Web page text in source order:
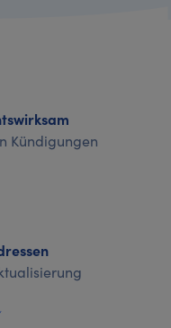
Kündigungen